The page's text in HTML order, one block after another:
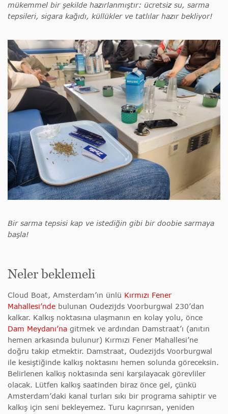
mükemmel bir şekilde hazırlanmıştır: ücretsiz su, sarma
tepsileri, sigara kağıdı, küllükler ve tatlılar hazır bekliyor!
Bir sarma tepsisi kap ve istediğin gibi bir doobie sarmaya
başla!
Neler beklemeli
Cloud Boat, Amsterdam’ın ünlü Kırmızı Fener
Mahallesi’nde bulunan Oudezijds Voorburgwal 230’dan
kalkar. Kalkış noktasına ulaşmanın en kolay yolu, önce
Dam Meydanı’na gitmek ve ardından Damstraat’ı (anıtın
hemen arkasında bulunur) Kırmızı Fener Mahallesi’ne
doğru takip etmektir. Damstraat, Oudezijds Voorburgwal
ile kesiştiğinde kalkış noktasını hemen solunda göreceksin.
Belirlenen kalkış noktasında seni karşılayacak görevliler
olacak. Lütfen kalkış saatinden biraz önce gel, çünkü
Amsterdam’daki kanal turları sıkı bir programa sahiptir ve
kalkış için seni bekleyemez. Turu kaçırırsan, yeniden